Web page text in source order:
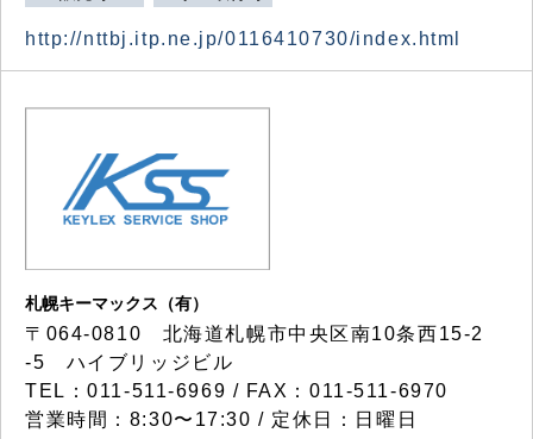
http://nttbj.itp.ne.jp/0116410730/index.html
札幌キーマックス（有）
〒064-0810 北海道札幌市中央区南10条西15-2
-5 ハイブリッジビル
TEL：011-511-6969 / FAX：011-511-6970
営業時間：8:30〜17:30 / 定休日：日曜日